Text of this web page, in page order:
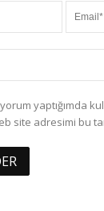
yaptığımda
site adresimi bu